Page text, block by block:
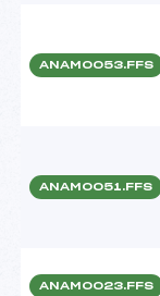
ANAM0053.FFS
ANAM0051.FFS
ANAM0023.FFS